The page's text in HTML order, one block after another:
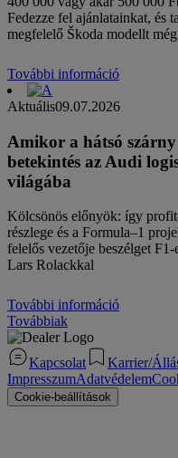
Fedezze fel ajánlatainkat, és
megfelelő Škoda modellt
További információ
Aktuális09.07.2026
Amikor a hátsó
betekintés az Audi
világába
Kölcsönös előnyök: így
részlege és a Formula–1
felelős vezetője beszélget
Lars Rolackkal
További információ
Továbbiak
Kapcsolat
Karrier/
ImpresszumAdatvédelem
Cookie-beállítások